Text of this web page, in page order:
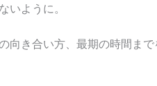
いように。
向き合い方、最期の時間ま